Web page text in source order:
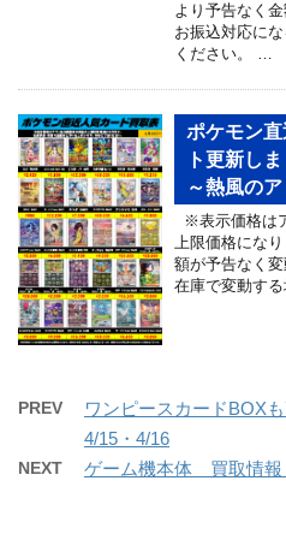
より予告なく
お振込対応に
ください。 …
ポケモン
ト更新し
～熱風の
※表示価格は
上限価格にな
額が予告なく
在庫で変動す
PREV
ワンピースカードBOX
4/15・4/16
NEXT ゲーム機本体 買取情